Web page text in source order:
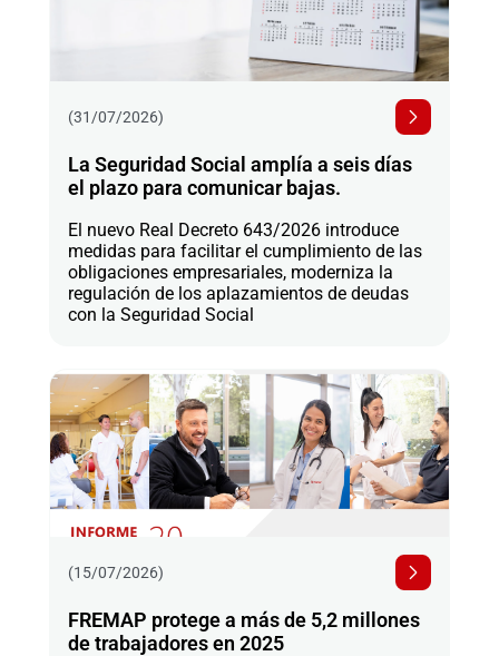
(31/07/2026)
La Seguridad Social amplía a seis días
el plazo para comunicar bajas.
El nuevo Real Decreto 643/2026 introduce
medidas para facilitar el cumplimiento de las
obligaciones empresariales, moderniza la
regulación de los aplazamientos de deudas
con la Seguridad Social
(15/07/2026)
FREMAP protege a más de 5,2 millones
de trabajadores en 2025